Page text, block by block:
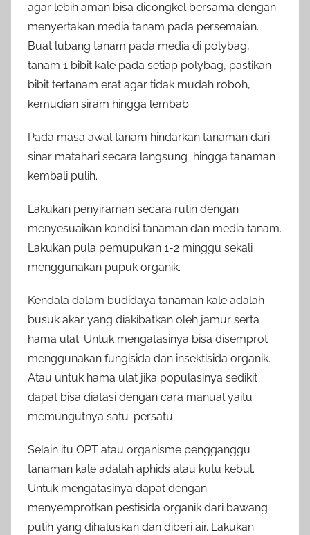
agar lebih aman bisa dicongkel bersama dengan
menyertakan media tanam pada persemaian.
Buat lubang tanam pada media di polybag,
tanam 1 bibit kale pada setiap polybag, pastikan
bibit tertanam erat agar tidak mudah roboh,
kemudian siram hingga lembab.
Pada masa awal tanam hindarkan tanaman dari
sinar matahari secara langsung hingga tanaman
kembali pulih.
Lakukan penyiraman secara rutin dengan
menyesuaikan kondisi tanaman dan media tanam.
Lakukan pula pemupukan 1-2 minggu sekali
menggunakan pupuk organik.
Kendala dalam budidaya tanaman kale adalah
busuk akar yang diakibatkan oleh jamur serta
hama ulat. Untuk mengatasinya bisa disemprot
menggunakan fungisida dan insektisida organik.
Atau untuk hama ulat jika populasinya sedikit
dapat bisa diatasi dengan cara manual yaitu
memungutnya satu-persatu.
Selain itu OPT atau organisme pengganggu
tanaman kale adalah aphids atau kutu kebul.
Untuk mengatasinya dapat dengan
menyemprotkan pestisida organik dari bawang
putih yang dihaluskan dan diberi air. Lakukan